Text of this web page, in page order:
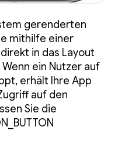
gerenderten
mithilfe einer
in das Layout
ein Nutzer auf
erhält Ihre App
auf den
Sie die